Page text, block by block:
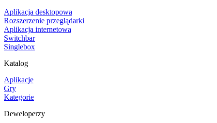
Aplikacja desktopowa
Rozszerzenie przeglądarki
Aplikacja internetowa
Switchbar
Singlebox
Katalog
Aplikacje
Gry
Kategorie
Deweloperzy